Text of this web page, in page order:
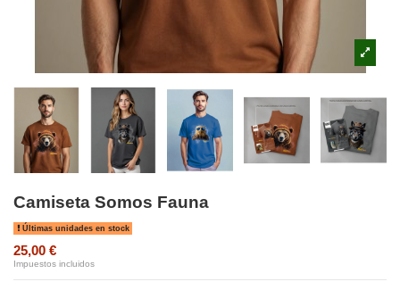
Camiseta Somos Fauna
Últimas unidades en stock
25,00 €
Impuestos incluidos